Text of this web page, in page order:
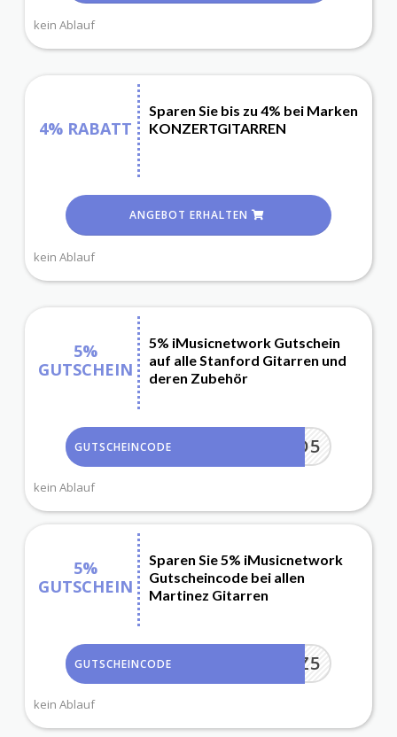
kein Ablauf
4% RABATT
Sparen Sie bis zu 4% bei Marken
KONZERTGITARREN
ANGEBOT ERHALTEN
kein Ablauf
5%
GUTSCHEIN
5% iMusicnetwork Gutschein
auf alle Stanford Gitarren und
deren Zubehör
TANFORD5
GUTSCHEINCODE
kein Ablauf
5%
GUTSCHEIN
Sparen Sie 5% iMusicnetwork
Gutscheincode bei allen
Martinez Gitarren
ARTINEZ5
GUTSCHEINCODE
kein Ablauf